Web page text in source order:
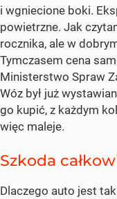
i wgniecione boki.
powietrzne. Jak
rocznika, ale w
Tymczasem cena
Ministerstwo Spraw
Wóz był już
go kupić, z każdym
więc maleje.
Szkoda
Dlaczego auto jest